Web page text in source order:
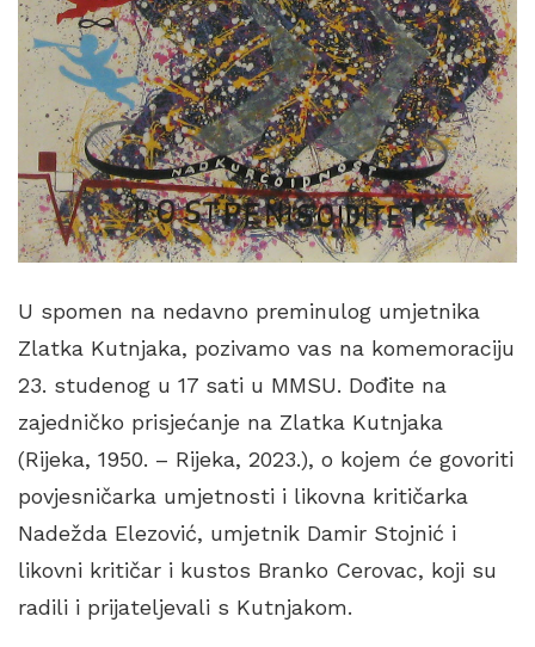
U spomen na nedavno preminulog umjetnika
Zlatka Kutnjaka, pozivamo vas na komemoraciju
23. studenog u 17 sati u MMSU. Dođite na
zajedničko prisjećanje na Zlatka Kutnjaka
(Rijeka, 1950. – Rijeka, 2023.), o kojem će govoriti
povjesničarka umjetnosti i likovna kritičarka
Nadežda Elezović, umjetnik Damir Stojnić i
likovni kritičar i kustos Branko Cerovac, koji su
radili i prijateljevali s Kutnjakom.